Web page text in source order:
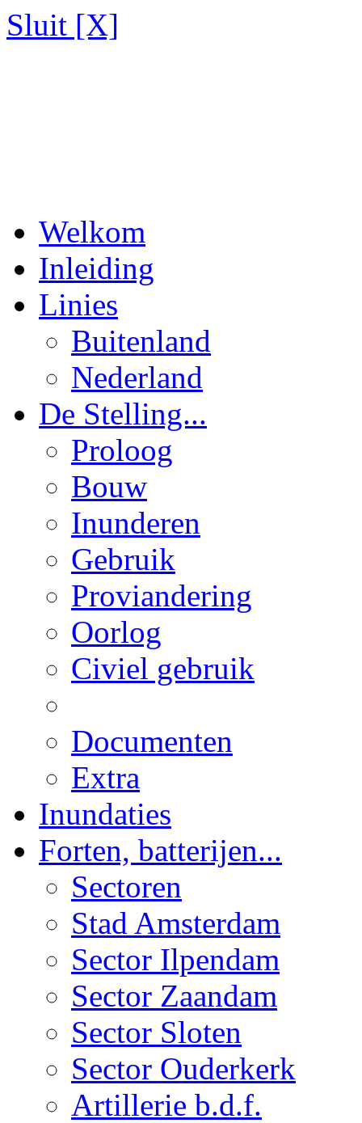
Sluit [X]
Welkom
Inleiding
Linies
Buitenland
Nederland
De Stelling...
Proloog
Bouw
Inunderen
Gebruik
Proviandering
Oorlog
Civiel gebruik
Documenten
Extra
Inundaties
Forten, batterijen...
Sectoren
Stad Amsterdam
Sector Ilpendam
Sector Zaandam
Sector Sloten
Sector Ouderkerk
Artillerie b.d.f.